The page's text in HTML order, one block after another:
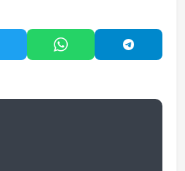
Paylaş
WhatsApp'ta Paylaş